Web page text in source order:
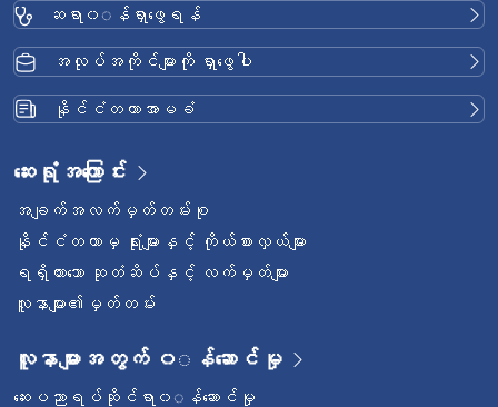
ဆရာ၀◌န်ရှာဖွေရန်
အလုပ်အကိုင်များကို ရှာဖွေပါ
နိုင်ငံတကာအာမခံ
ဆေးရုံအကြောင်း
အချက်အလက်မှတ်တမ်းစု
နိုင်ငံတကာမှ ရုံးများနှင့် ကိုယ်စားလှယ်များ
ရရှိထားသော ဆုတံဆိပ်နှင့် လက်မှတ်များ
လူနာများ၏မှတ်တမ်း
လူနာများအတွက် ၀◌န်ဆောင်မှု
ဆေးပညာရပ်ဆိုင်ရာ၀◌န်ဆောင်မှု